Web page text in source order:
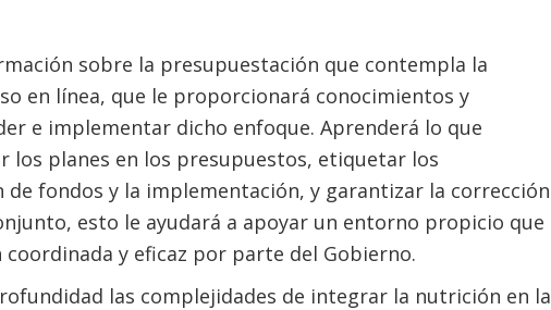
sobre la presupuestación que contempla la
en línea, que le proporcionará conocimientos y
e implementar dicho enfoque. Aprenderá lo que
planes en los presupuestos, etiquetar los
fondos y la implementación, y garantizar la corrección
esto le ayudará a apoyar un entorno propicio que
y eficaz por parte del Gobierno.
las complejidades de integrar la nutrición en la